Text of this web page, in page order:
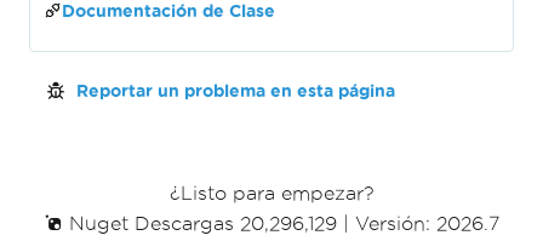
Documentación de Clase
Reportar un problema en esta página
¿Listo para empezar?
Nuget Descargas 20,296,129
Versión: 2026.7